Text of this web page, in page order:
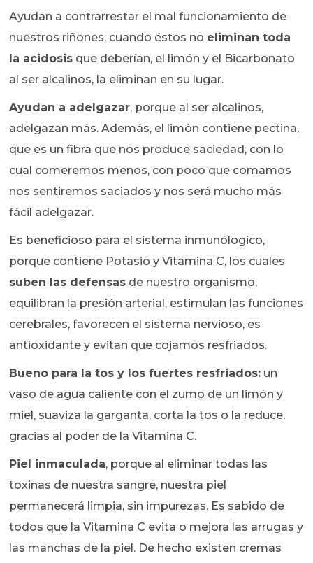
Ayudan a contrarrestar el mal funcionamiento de
nuestros riñones, cuando éstos no eliminan toda
la acidosis que deberían, el limón y el Bicarbonato
al ser alcalinos, la eliminan en su lugar.
Ayudan a adelgazar, porque al ser alcalinos,
adelgazan más. Además, el limón contiene pectina,
que es un fibra que nos produce saciedad, con lo
cual comeremos menos, con poco que comamos
nos sentiremos saciados y nos será mucho más
fácil adelgazar.
Es beneficioso para el sistema inmunólogico,
porque contiene Potasio y Vitamina C, los cuales
suben las defensas de nuestro organismo,
equilibran la presión arterial, estimulan las funciones
cerebrales, favorecen el sistema nervioso, es
antioxidante y evitan que cojamos resfriados.
Bueno para la tos y los fuertes resfriados: un
vaso de agua caliente con el zumo de un limón y
miel, suaviza la garganta, corta la tos o la reduce,
gracias al poder de la Vitamina C.
Piel inmaculada, porque al eliminar todas las
toxinas de nuestra sangre, nuestra piel
permanecerá limpia, sin impurezas. Es sabido de
todos que la Vitamina C evita o mejora las arrugas y
las manchas de la piel. De hecho existen cremas